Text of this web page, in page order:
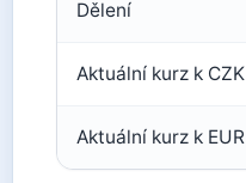
Dělení
Aktuální kurz k CZK
Aktuální kurz k EUR